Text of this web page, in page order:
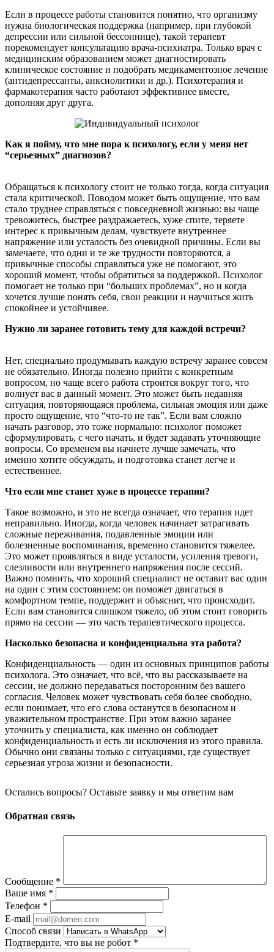
Если в процессе работы становится понятно, что организму
нужна биологическая поддержка (например, при глубокой
депрессии или сильной бессоннице), такой терапевт
порекомендует консультацию врача-психиатра. Только врач с
медицинским образованием может диагностировать
клиническое состояние и подобрать медикаментозное лечение
(антидепрессанты, анксиолитики и др.). Психотерапия и
фармакотерапия часто работают эффективнее вместе,
дополняя друг друга.
Как я пойму, что мне пора к психологу, если у меня нет
“серьезных” диагнозов?
Обращаться к психологу стоит не только тогда, когда ситуация
стала критической. Поводом может быть ощущение, что вам
стало труднее справляться с повседневной жизнью: вы чаще
тревожитесь, быстрее раздражаетесь, хуже спите, теряете
интерес к привычным делам, чувствуете внутреннее
напряжение или усталость без очевидной причины. Если вы
замечаете, что одни и те же трудности повторяются, а
привычные способы справляться уже не помогают, это
хороший момент, чтобы обратиться за поддержкой. Психолог
помогает не только при “больших проблемах”, но и когда
хочется лучше понять себя, свои реакции и научиться жить
спокойнее и устойчивее.
Нужно ли заранее готовить тему для каждой встречи?
Нет, специально продумывать каждую встречу заранее совсем
не обязательно. Иногда полезно прийти с конкретным
вопросом, но чаще всего работа строится вокруг того, что
волнует вас в данный момент. Это может быть недавняя
ситуация, повторяющаяся проблема, сильная эмоция или даже
просто ощущение, что “что-то не так”. Если вам сложно
начать разговор, это тоже нормально: психолог поможет
сформулировать, с чего начать, и будет задавать уточняющие
вопросы. Со временем вы начнете лучше замечать, что
именно хотите обсуждать, и подготовка станет легче и
естественнее.
Что если мне станет хуже в процессе терапии?
Такое возможно, и это не всегда означает, что терапия идет
неправильно. Иногда, когда человек начинает затрагивать
сложные переживания, подавленные эмоции или
болезненные воспоминания, временно становится тяжелее.
Это может проявляться в виде усталости, усиления тревоги,
слезливости или внутреннего напряжения после сессий.
Важно помнить, что хороший специалист не оставит вас один
на один с этим состоянием: он поможет двигаться в
комфортном темпе, поддержит и объяснит, что происходит.
Если вам становится слишком тяжело, об этом стоит говорить
прямо на сессии — это часть терапевтического процесса.
Насколько безопасна и конфиденциальна эта работа?
Конфиденциальность — один из основных принципов работы
психолога. Это означает, что всё, что вы рассказываете на
сессии, не должно передаваться посторонним без вашего
согласия. Человек может чувствовать себя более свободно,
если понимает, что его слова останутся в безопасном и
уважительном пространстве. При этом важно заранее
уточнить у специалиста, как именно он соблюдает
конфиденциальность и есть ли исключения из этого правила.
Обычно они связаны только с ситуациями, где существует
серьезная угроза жизни и безопасности.
Остались вопросы? Оставьте заявку и мы ответим вам
Обратная связь
Сообщение *
Ваше имя *
Телефон *
E-mail
Способ связи
Подтвердите, что вы не робот *